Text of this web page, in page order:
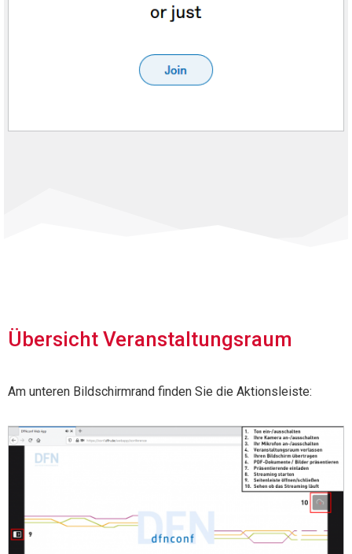
Übersicht Veranstaltungsraum
Am unteren Bildschirmrand finden Sie die Aktionsleiste: